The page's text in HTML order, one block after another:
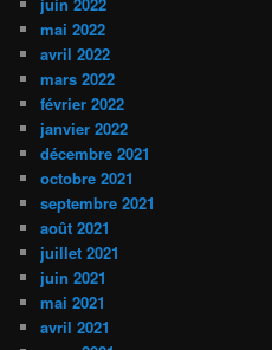
mai 2022
avril 2022
mars 2022
février 2022
janvier 2022
décembre 2021
octobre 2021
septembre 2021
août 2021
juillet 2021
juin 2021
mai 2021
avril 2021